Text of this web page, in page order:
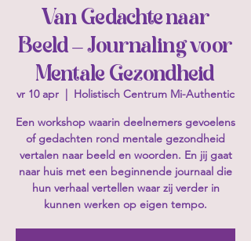
Van Gedachte naar
Beeld – Journaling voor
Mentale Gezondheid
vr 10 apr
  |
Holistisch Centrum Mi-Authentic
Een workshop waarin deelnemers gevoelens
of gedachten rond mentale gezondheid
vertalen naar beeld en woorden. En jij gaat
naar huis met een beginnende journaal die
hun verhaal vertellen waar zij verder in
kunnen werken op eigen tempo.